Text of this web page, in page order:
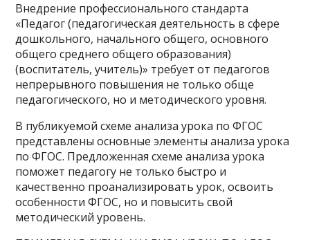
Внедрение профессионального стандарта
«Педагог (педагогическая деятельность в сфере
дошкольного, начального общего, основного
общего среднего общего образования)
(воспитатель, учитель)» требует от педагогов
непрерывного повышения не только обще
педагогического, но и методического уровня.
В публикуемой схеме анализа урока по ФГОС
представлены основные элементы анализа урока
по ФГОС. Предложенная схеме анализа урока
поможет педагогу не только быстро и
качественно проанализировать урок, освоить
особенности ФГОС, но и повысить свой
методический уровень.